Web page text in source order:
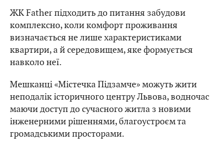
ЖК Father підходить до питання забудови
комплексно, коли комфорт проживання
визначається не лише характеристиками
квартири, а й середовищем, яке формується
навколо неї.
Мешканці «Містечка Підзамче» можуть жити
неподалік історичного центру Львова, водночас
маючи доступ до сучасного житла з новими
інженерними рішеннями, благоустроєм та
громадськими просторами.